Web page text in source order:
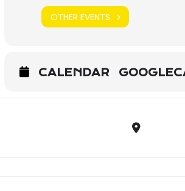
OTHER EVENTS
CALENDAR